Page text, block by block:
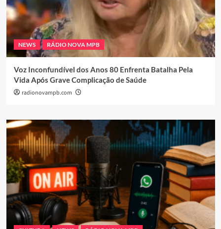
NEWS RÁDIO NOVA MPB
Voz Inconfundível dos Anos 80 Enfrenta Batalha Pela
Vida Após Grave Complicação de Saúde
radionovampb.com